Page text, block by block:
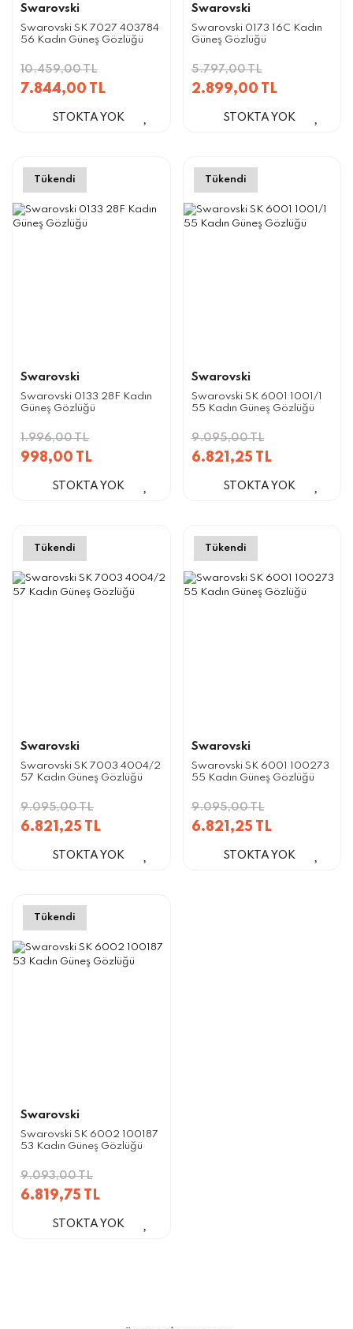
Swarovski
Swarovski SK 7027 403784
56 Kadın Güneş Gözlüğü
10.459,00 TL
7.844,00 TL
STOKTA YOK
Swarovski
Swarovski 0173 16C Kadın
Güneş Gözlüğü
5.797,00 TL
2.899,00 TL
STOKTA YOK
Tükendi
Swarovski
Swarovski 0133 28F Kadın
Güneş Gözlüğü
1.996,00 TL
998,00 TL
STOKTA YOK
Tükendi
Swarovski
Swarovski SK 6001 1001/1
55 Kadın Güneş Gözlüğü
9.095,00 TL
6.821,25 TL
STOKTA YOK
Tükendi
Swarovski
Swarovski SK 7003 4004/2
57 Kadın Güneş Gözlüğü
9.095,00 TL
6.821,25 TL
STOKTA YOK
Tükendi
Swarovski
Swarovski SK 6001 100273
55 Kadın Güneş Gözlüğü
9.095,00 TL
6.821,25 TL
STOKTA YOK
Tükendi
Swarovski
Swarovski SK 6002 100187
53 Kadın Güneş Gözlüğü
9.093,00 TL
6.819,75 TL
STOKTA YOK